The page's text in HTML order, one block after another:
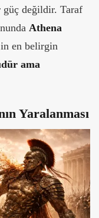
güç değildir. Taraf
Athena
en belirgin
ama
Yaralanması